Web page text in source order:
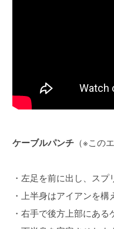
ケーブルパンチ （※この
・左足を前に出し、スプ
・上半身はアイアンを構
・右手で後方上部にあ